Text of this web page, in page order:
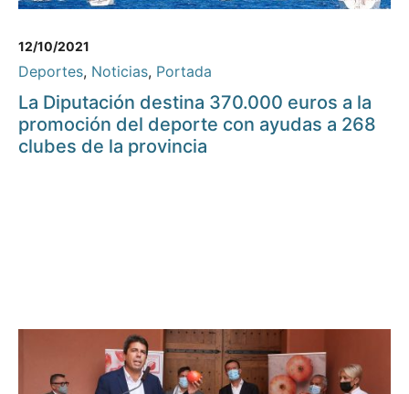
12/10/2021
Deportes, Noticias, Portada
La Diputación destina 370.000 euros a la
promoción del deporte con ayudas a 268
clubes de la provincia